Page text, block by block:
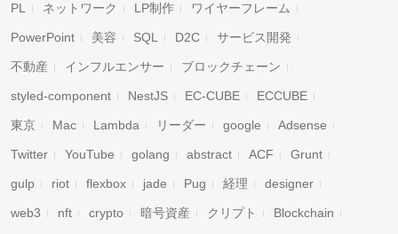
PL ネットワーク LP制作 ワイヤーフレーム
PowerPoint 美容 SQL D2C サービス開発
不動産 インフルエンサー ブロックチェーン
styled-component NestJS EC-CUBE ECCUBE
東京 Mac Lambda リーダー google Adsense
Twitter YouTube golang abstract ACF Grunt
gulp riot flexbox jade Pug 経理 designer
web3 nft crypto 暗号資産 クリプト Blockchain